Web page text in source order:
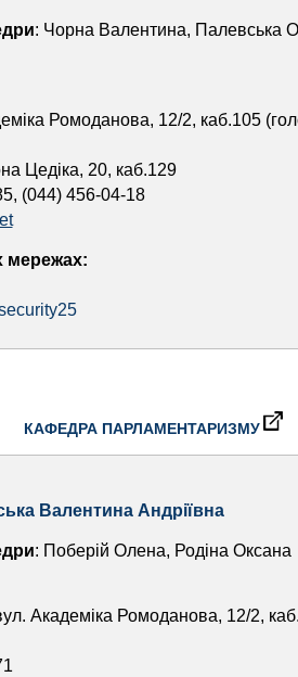
: Чорна Валентина, Палевська
Ромоданова, 12/2, каб.105
Цедіка, 20, каб.129
(044) 456-04-18
мережах:
КАФЕДРА ПАРЛАМЕНТАРИЗМУ
Валентина Андріївна
: Поберій Олена, Родіна Оксана
Академіка Ромоданова, 12/2,